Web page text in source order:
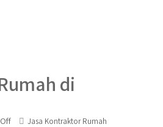
di
Off Jasa Kontraktor Rumah